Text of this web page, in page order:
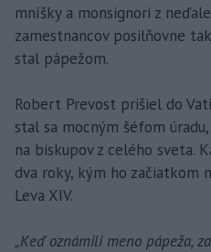
mníšky a monsignori z
zamestnancov posilňovne
stal pápežom.
Robert Prevost prišiel do
stal sa mocným šéfom
na biskupov z celého sveta.
dva roky, kým ho začiatkom
Leva XIV.
„Keď oznámili meno pápeža,